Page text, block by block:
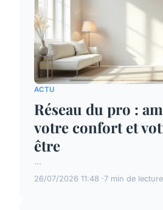
ACTU
Réseau du pro :
votre confort et
être
...
26/07/2026 11:48 7 min de lecture